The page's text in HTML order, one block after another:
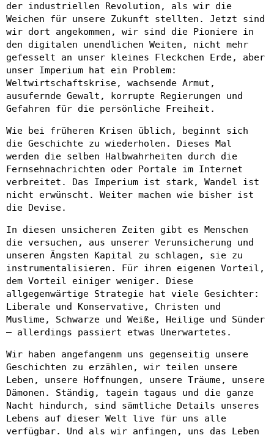
der industriellen Revolution, als wir die
Weichen für unsere Zukunft stellten. Jetzt sind
wir dort angekommen, wir sind die Pioniere in
den digitalen unendlichen Weiten, nicht mehr
gefesselt an unser kleines Fleckchen Erde, aber
unser Imperium hat ein Problem:
Weltwirtschaftskrise, wachsende Armut,
ausufernde Gewalt, korrupte Regierungen und
Gefahren für die persönliche Freiheit.
Wie bei früheren Krisen üblich, beginnt sich
die Geschichte zu wiederholen. Dieses Mal
werden die selben Halbwahrheiten durch die
Fernsehnachrichten oder Portale im Internet
verbreitet. Das Imperium ist stark, Wandel ist
nicht erwünscht. Weiter machen wie bisher ist
die Devise.
In diesen unsicheren Zeiten gibt es Menschen
die versuchen, aus unserer Verunsicherung und
unseren Ängsten Kapital zu schlagen, sie zu
instrumentalisieren. Für ihren eigenen Vorteil,
dem Vorteil einiger weniger. Diese
allgegenwärtige Strategie hat viele Gesichter:
Liberale und Konservative, Christen und
Muslime, Schwarze und Weiße, Heilige und Sünder
– allerdings passiert etwas Unerwartetes.
Wir haben angefangenm uns gegenseitig unsere
Geschichten zu erzählen, wir teilen unsere
Leben, unsere Hoffnungen, unsere Träume, unsere
Dämonen. Ständig, tagein tagaus und die ganze
Nacht hindurch, sind sämtliche Details unseres
Lebens auf dieser Welt live für uns alle
verfügbar. Und als wir anfingen, uns das Leben